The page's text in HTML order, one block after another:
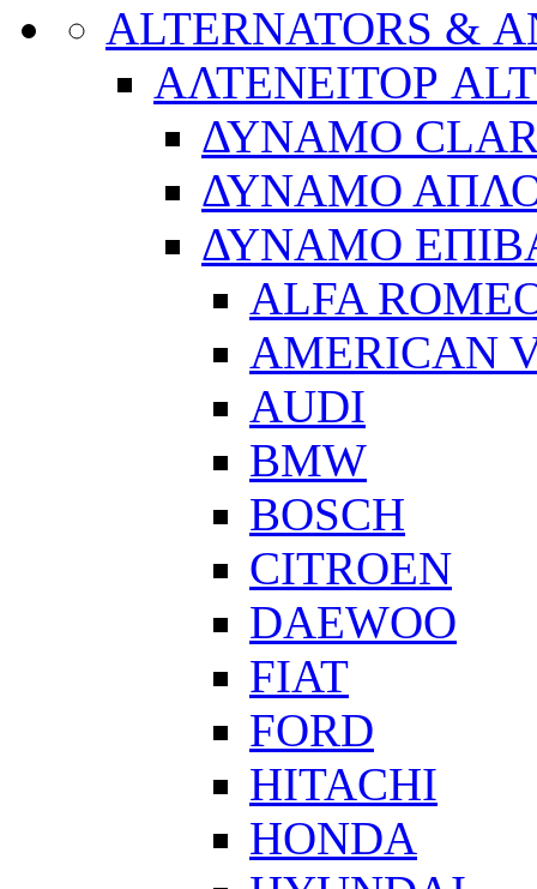
ALTERNATORS &
ΑΛΤΕΝΕΙΤΟΡ
ΔΥΝΑΜΟ
ΔΥΝΑΜΟ
ΔΥΝΑΜΟ
ALFA
AMERICAN
AUDI
BMW
BOSCH
CITROEN
DAEWOO
FIAT
FORD
HITACHI
HONDA